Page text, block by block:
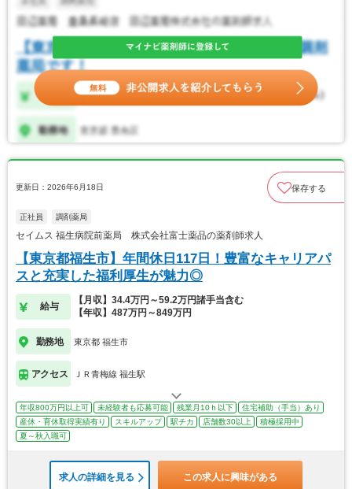
更新日：2026年6月18日 保存する
正社員 調剤薬局
セイムス 福生病院前薬局 株式会社富士薬品の薬剤師求人
【東京都福生市】年間休日117日！豊富なキャリアパ
スと充実した福利厚生が魅力◎
給与
【月収】34.4万円～59.2万円諸手当含む
【年収】487万円～849万円
勤務地 東京都 福生市
アクセス ＪＲ青梅線 福生駅
年収800万円以上可 未経験者も応募可能 残業月10ｈ以下
住宅補助（手当）あり
産休・育休取得実績有り
スキルアップ 駅チカ 店舗数30以上
積極採用中
夏～秋入職可
求人の詳細を見る この求人に興味がある